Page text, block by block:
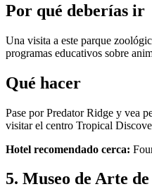
Por qué deberías ir
Una visita a este parque
programas educativos sobre
Qué hacer
Pase por Predator Ridge y vea
visitar el centro Tropical
Hotel recomendado cerca:
5. Museo de Arte